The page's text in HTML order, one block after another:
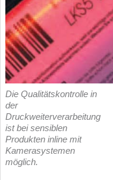
Die Qualitätskontrolle in
der
Druckweiterverarbeitung
ist bei sensiblen
Produkten inline mit
Kamerasystemen
möglich.